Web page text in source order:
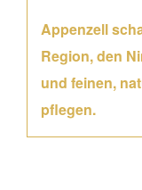
Appenzell
Region, den
und feinen,
pflegen.